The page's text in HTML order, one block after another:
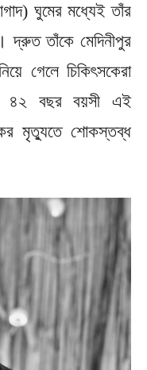
ঘুমের মধ্যেই তাঁর
দ্রুত তাঁকে মেদিনীপুর
গেলে চিকিৎসকেরা
৪২ বছর বয়সী এই
মৃত্যুতে শোকস্তব্ধ